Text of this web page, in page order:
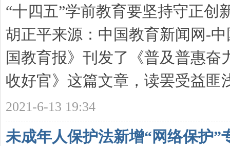
“十四五”学前教育要坚持守正创
胡正平来源：中国教育新闻网-
国教育报》刊发了《普及普惠
收好官》这篇文章，读罢受益匪
2021-6-13 19:34
未成年人保护法新增“网络保护”